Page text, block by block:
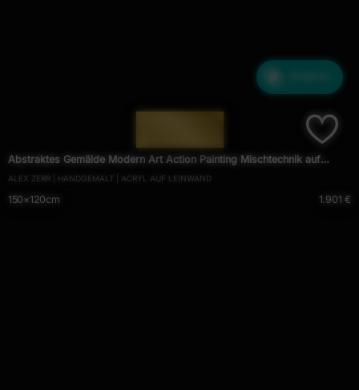
Abstraktes Gemälde Modern Art Action Painting Mischtechnik auf
Leiwnand handgemalt
ALEX ZERR | HANDGEMALT | ACRYL AUF LEINWAND
150×120cm 1.901 €